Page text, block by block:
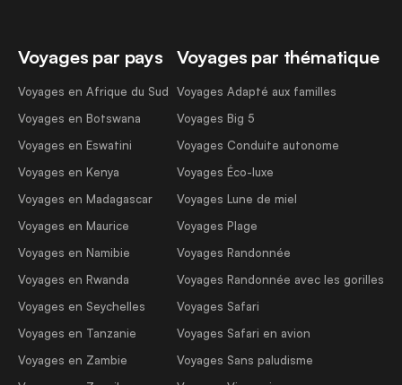
Voyages par pays
Voyages en Afrique du Sud
Voyages en Botswana
Voyages en Eswatini
Voyages en Kenya
Voyages en Madagascar
Voyages en Maurice
Voyages en Namibie
Voyages en Rwanda
Voyages en Seychelles
Voyages en Tanzanie
Voyages en Zambie
Voyages par thématique
Voyages Adapté aux familles
Voyages Big 5
Voyages Conduite autonome
Voyages Éco-luxe
Voyages Lune de miel
Voyages Plage
Voyages Randonnée
Voyages Randonnée avec les gorilles
Voyages Safari
Voyages Safari en avion
Voyages Sans paludisme